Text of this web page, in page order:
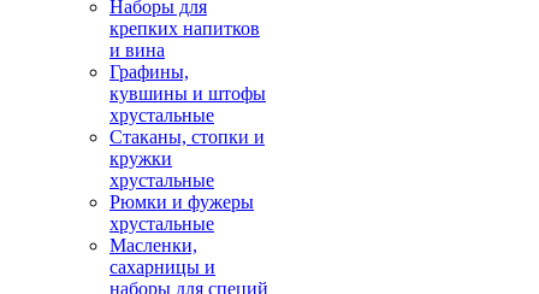
Наборы для
крепких напитков
и вина
Графины,
кувшины и штофы
хрустальные
Стаканы, стопки и
кружки
хрустальные
Рюмки и фужеры
хрустальные
Масленки,
сахарницы и
наборы для специй